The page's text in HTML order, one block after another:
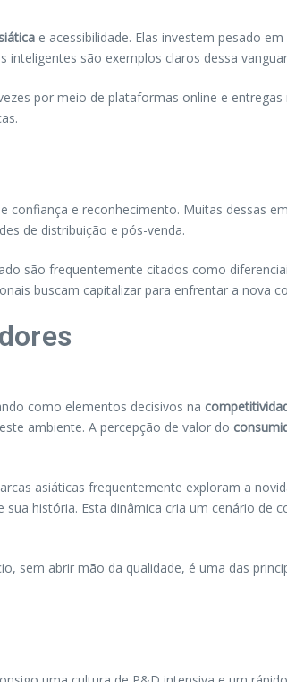
e acessibilidade. Elas investem pesado
são exemplos claros dessa
por meio de plataformas online e
confiança e reconhecimento. Muitas dessas
de distribuição e pós-venda.
são frequentemente citados como
buscam capitalizar para enfrentar a nova
como elementos decisivos na
ambiente. A percepção de valor do
asiáticas frequentemente exploram a
história. Esta dinâmica cria um cenário de
sem abrir mão da qualidade, é uma das